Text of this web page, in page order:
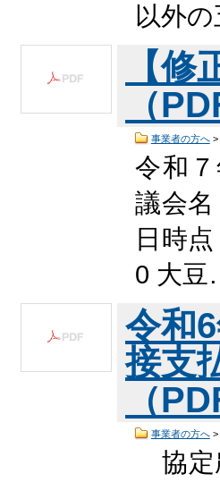
以外
【修
（
事業者の方へ>
令和
議会
日時
0 大
令和
接支
（
事業者の方へ>
協定